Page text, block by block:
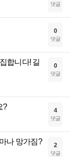
댓글
0
댓글
합니다! 길
0
댓글
? 4
댓글
나 망가짐? 2
댓글